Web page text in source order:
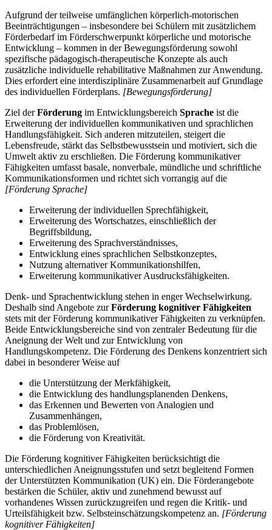
Aufgrund der teilweise umfänglichen körperlich-motorischen
Beeinträchtigungen – insbesondere bei Schülern mit zusätzlichem
Förderbedarf im Förderschwerpunkt körperliche und motorische
Entwicklung – kommen in der Bewegungsförderung sowohl
spezifische pädagogisch-therapeutische Konzepte als auch
zusätzliche individuelle rehabilitative Maßnahmen zur Anwendung.
Dies erfordert eine interdisziplinäre Zusammenarbeit auf Grundlage
des individuellen Förderplans. [Bewegungsförderung]
Ziel derFörderung im Entwicklungsbereich Sprache ist die
Erweiterung der individuellen kommunikativen und sprachlichen
Handlungsfähigkeit. Sich anderen mitzuteilen, steigert die
Lebensfreude, stärkt das Selbstbewusstsein und motiviert, sich die
Umwelt aktiv zu erschließen. Die Förderung kommunikativer
Fähigkeiten umfasst basale, nonverbale, mündliche und schriftliche
Kommunikationsformen und richtet sich vorrangig auf die
[Förderung Sprache]
Erweiterung der individuellen Sprechfähigkeit,
Erweiterung des Wortschatzes, einschließlich der
Begriffsbildung,
Erweiterung des Sprachverständnisses,
Entwicklung eines sprachlichen Selbstkonzeptes,
Nutzung alternativer Kommunikationshilfen,
Erweiterung kommunikativer Ausdrucksfähigkeiten.
Denk- und Sprachentwicklung stehen in enger Wechselwirkung.
Deshalb sind Angebote zurFörderung kognitiver Fähigkeiten
stets mit der Förderung kommunikativer Fähigkeiten zu verknüpfen.
Beide Entwicklungsbereiche sind von zentraler Bedeutung für die
Aneignung der Welt und zur Entwicklung von
Handlungskompetenz. Die Förderung des Denkens konzentriert sich
dabei in besonderer Weise auf
die Unterstützung der Merkfähigkeit,
die Entwicklung des handlungsplanenden Denkens,
das Erkennen und Bewerten von Analogien und
Zusammenhängen,
das Problemlösen,
die Förderung von Kreativität.
Die Förderung kognitiver Fähigkeiten berücksichtigt die
unterschiedlichen Aneignungsstufen und setzt begleitend Formen
der Unterstützten Kommunikation (UK) ein. Die Förderangebote
bestärken die Schüler, aktiv und zunehmend bewusst auf
vorhandenes Wissen zurückzugreifen und regen die Kritik- und
Urteilsfähigkeit bzw. Selbsteinschätzungskompetenz an. [Förderung
kognitiver Fähigkeiten]